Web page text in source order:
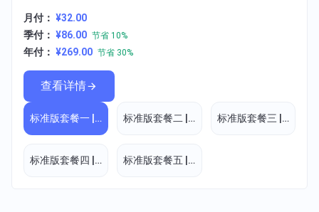
月付： ¥32.00
季付： ¥86.00 节省 10%
年付： ¥269.00 节省 30%
查看详情
标准版套餐一 | 4核4G标准版套餐二 | 6核8G标准版套餐三 | 8核12G
标准版套餐四 | 8核16G标准版套餐五 | 10核20G